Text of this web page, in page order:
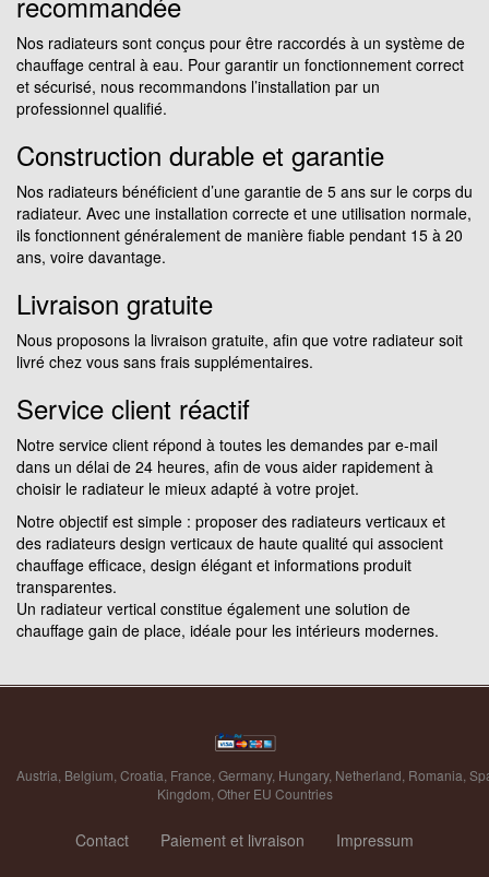
Nos radiateurs sont conçus pour être raccordés à un système de
chauffage central à eau. Pour garantir un fonctionnement correct
et sécurisé, nous recommandons l’installation par un
professionnel qualifié.
Construction durable et garantie
Nos radiateurs bénéficient d’une garantie de 5 ans sur le corps du
radiateur. Avec une installation correcte et une utilisation normale,
ils fonctionnent généralement de manière fiable pendant 15 à 20
ans, voire davantage.
Livraison gratuite
Nous proposons la livraison gratuite, afin que votre radiateur soit
livré chez vous sans frais supplémentaires.
Service client réactif
Notre service client répond à toutes les demandes par e-mail
dans un délai de 24 heures, afin de vous aider rapidement à
choisir le radiateur le mieux adapté à votre projet.
Notre objectif est simple : proposer des radiateurs verticaux et
des radiateurs design verticaux de haute qualité qui associent
chauffage efficace, design élégant et informations produit
transparentes.
Un radiateur vertical constitue également une solution de
chauffage gain de place, idéale pour les intérieurs modernes.
Austria Belgium Croatia France Germany, Hungary, Netherland Romania
Kingdom Other EU Countries
Contact Paiement et livraison Impressum